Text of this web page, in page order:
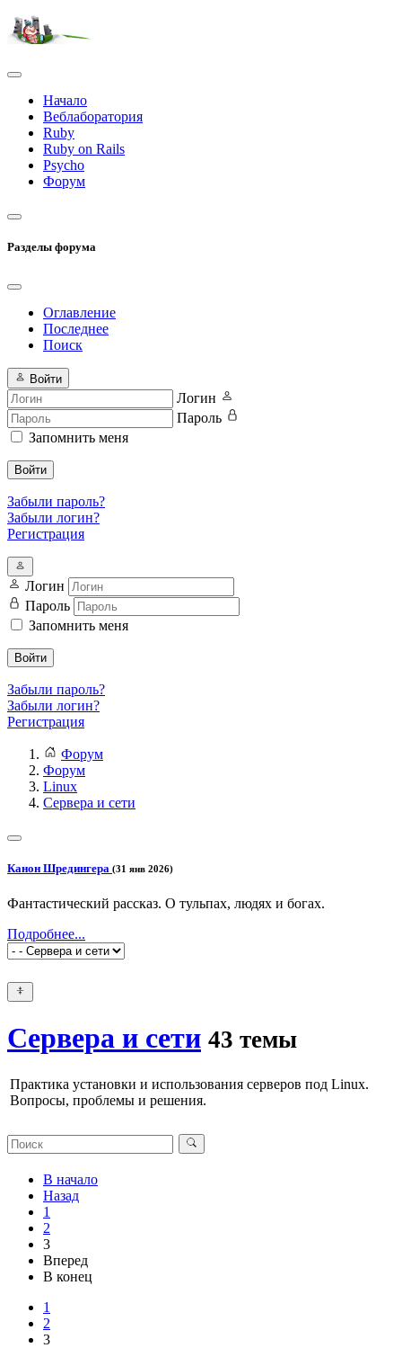
Начало
Веблаборатория
Ruby
Ruby on Rails
Psycho
Форум
Разделы форума
Оглавление
Последнее
Поиск
Войти
Логин
Пароль
Запомнить меня
Войти
Забыли пароль?
Забыли логин?
Регистрация
Логин
Пароль
Запомнить меня
Войти
Забыли пароль?
Забыли логин?
Регистрация
Форум
Форум
Linux
Сервера и сети
Канон Шредингера (31 янв 2026)
Фантастический рассказ. О тульпах, людях и богах.
Подробнее...
Сервера и сети 43 темы
Практика установки и использования серверов под Linux.
Вопросы, проблемы и решения.
В начало
Назад
1
2
3
Вперед
В конец
1
2
3